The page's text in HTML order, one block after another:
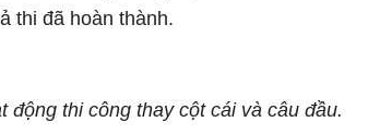
thi đã hoàn thành.
động thi công thay cột cái và câu đầu.